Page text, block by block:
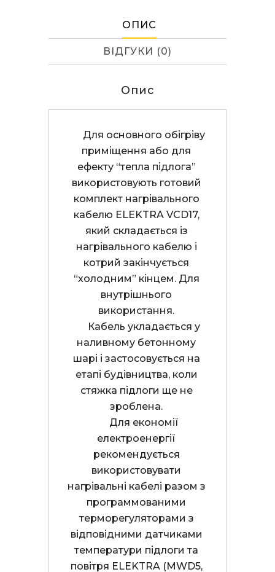
ОПИС
ВІДГУКИ (0)
Опис
приміщення або для
ефекту “тепла підлога”
використовують готовий
комплект нагрівального
кабелю ELEKTRA VCD17,
який складається із
нагрівального кабелю і
котрий закінчується
“холодним” кінцем. Для
внутрішнього
використання.
наливному бетонному
шарі і застосовується на
етапі будівництва, коли
стяжка підлоги ще не
зроблена.
електроенергії
рекомендується
використовувати
нагрівальні кабелі разом з
программованими
терморегуляторами з
відповідними датчиками
температури підлоги та
повітря ELEKTRA (MWD5,